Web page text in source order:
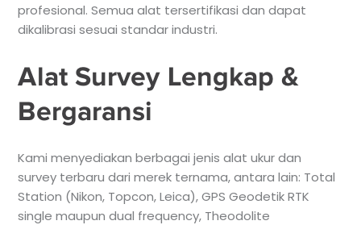
profesional. Semua alat tersertifikasi dan dapat
dikalibrasi sesuai standar industri.
Alat Survey Lengkap &
Bergaransi
Kami menyediakan berbagai jenis alat ukur dan
survey terbaru dari merek ternama, antara lain: Total
Station (Nikon, Topcon, Leica), GPS Geodetik RTK
single maupun dual frequency, Theodolite